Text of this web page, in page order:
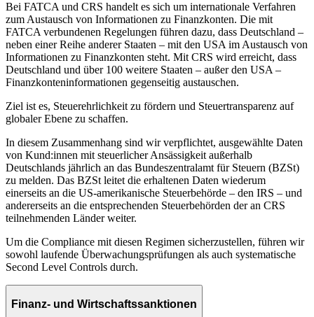
Bei FATCA und CRS handelt es sich um internationale Verfahren
zum Austausch von Informationen zu Finanzkonten. Die mit
FATCA verbundenen Regelungen führen dazu, dass Deutschland –
neben einer Reihe anderer Staaten – mit den USA im Austausch von
Informationen zu Finanzkonten steht. Mit CRS wird erreicht, dass
Deutschland und über 100 weitere Staaten – außer den USA –
Finanzkonteninformationen gegenseitig austauschen.
Ziel ist es, Steuerehrlichkeit zu fördern und Steuertransparenz auf
globaler Ebene zu schaffen.
In diesem Zusammenhang sind wir verpflichtet, ausgewählte Daten
von Kund:innen mit steuerlicher Ansässigkeit außerhalb
Deutschlands jährlich an das Bundeszentralamt für Steuern (BZSt)
zu melden. Das BZSt leitet die erhaltenen Daten wiederum
einerseits an die US-amerikanische Steuerbehörde – den IRS – und
andererseits an die entsprechenden Steuerbehörden der an CRS
teilnehmenden Länder weiter.
Um die Compliance mit diesen Regimen sicherzustellen, führen wir
sowohl laufende Überwachungsprüfungen als auch systematische
Second Level Controls durch.
Finanz- und Wirtschaftssanktionen